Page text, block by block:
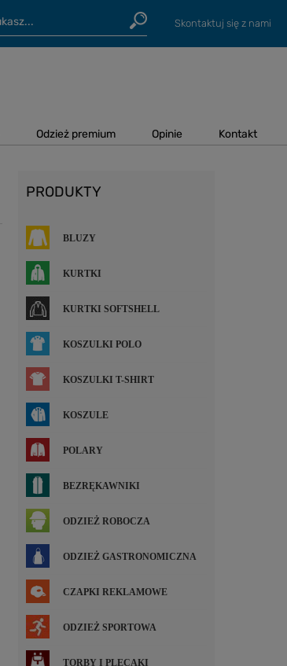
Skontaktuj się z nami
Odzież premium Opinie Kontakt
PRODUKTY
BLUZY
KURTKI
KURTKI SOFTSHELL
KOSZULKI POLO
KOSZULKI T-SHIRT
KOSZULE
POLARY
BEZRĘKAWNIKI
ODZIEŻ ROBOCZA
ODZIEŻ GASTRONOMICZNA
CZAPKI REKLAMOWE
ODZIEŻ SPORTOWA
TORBY I PLECAKI